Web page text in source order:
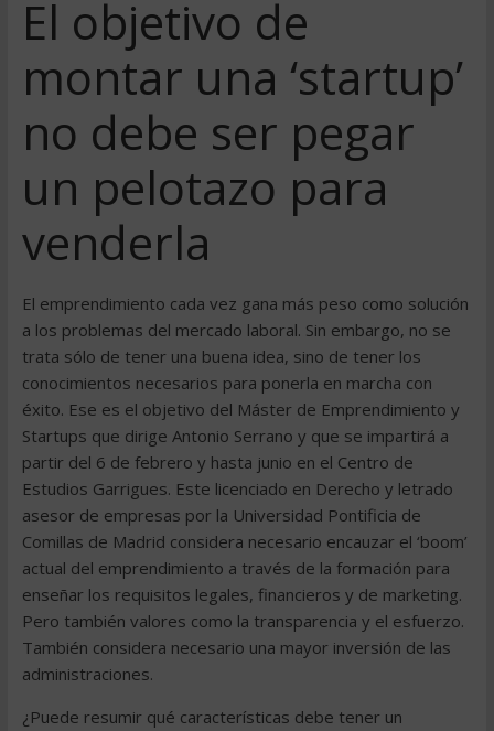
El objetivo de
montar una ‘startup’
no debe ser pegar
un pelotazo para
venderla
El emprendimiento cada vez gana más peso como solución
a los problemas del mercado laboral. Sin embargo, no se
trata sólo de tener una buena idea, sino de tener los
conocimientos necesarios para ponerla en marcha con
éxito. Ese es el objetivo del Máster de Emprendimiento y
Startups que dirige Antonio Serrano y que se impartirá a
partir del 6 de febrero y hasta junio en el Centro de
Estudios Garrigues. Este licenciado en Derecho y letrado
asesor de empresas por la Universidad Pontificia de
Comillas de Madrid considera necesario encauzar el ‘boom’
actual del emprendimiento a través de la formación para
enseñar los requisitos legales, financieros y de marketing.
Pero también valores como la transparencia y el esfuerzo.
También considera necesario una mayor inversión de las
administraciones.
¿Puede resumir qué características debe tener un